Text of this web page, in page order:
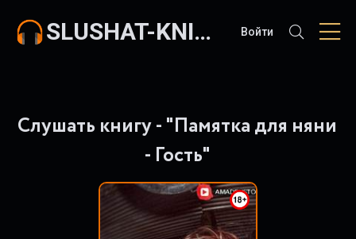
SLUSHAT-KNIGI.COM Войти
Слушать книгу - "Памятка для няни
- Гость"